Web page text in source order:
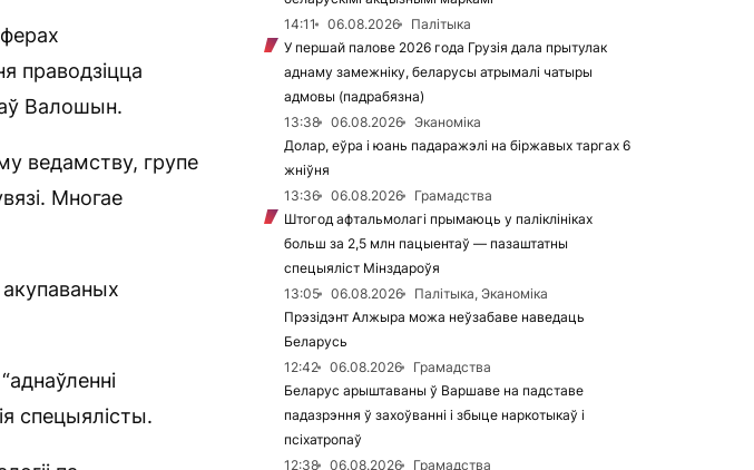
праводзіцца
Валошын.
ведамству, групе
Многае
спецыялісты.
14:11
06.08.2026
Палітыка
У першай палове 2026 года Грузія дала прытулак
аднаму замежніку, беларусы атрымалі чатыры
адмовы (падрабязна)
13:38
06.08.2026
Эканоміка
Долар, еўра і юань падаражэлі на біржавых таргах 6
жніўня
13:36
06.08.2026
Грамадства
Штогод афтальмолагі прымаюць у паліклініках
больш за 2,5 млн пацыентаў — пазаштатны
спецыяліст Мінздароўя
13:05
06.08.2026
Палітыка, Эканоміка
Прэзідэнт Алжыра можа неўзабаве наведаць
Беларусь
12:42
06.08.2026
Грамадства
Беларус арыштаваны ў Варшаве на падставе
падазрэння ў захоўванні і збыце наркотыкаў і
псіхатропаў
12:38
06.08.2026
Грамадства